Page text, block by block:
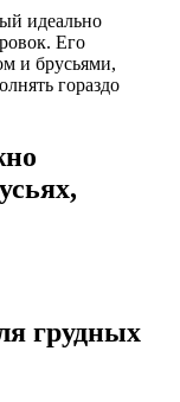
идеально
Его
и брусьями,
гораздо
грудных